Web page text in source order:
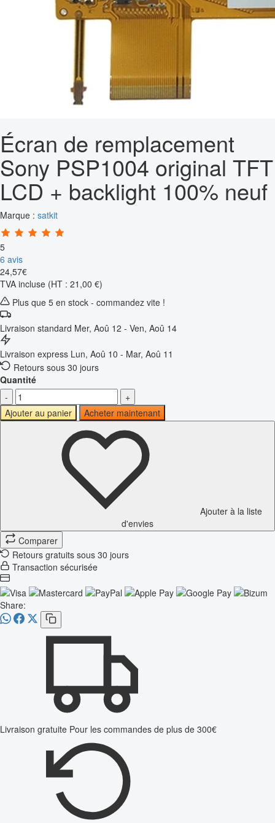
Écran de remplacement
Sony PSP1004 original TFT
LCD + backlight 100% neuf
Marque : satkit
5
6 avis
24,57€
TVA incluse (HT : 21,00 €)
Plus que 5 en stock - commandez vite !
Livraison standard Mer, Aoû 12 - Ven, Aoû 14
Livraison express Lun, Aoû 10 - Mar, Aoû 11
Retours sous 30 jours
Quantité
-
+
Ajouter au panier
Acheter maintenant
Ajouter à la liste
d'envies
Comparer
Retours gratuits sous 30 jours
Transaction sécurisée
Share:
Livraison gratuite Pour les commandes de plus de 300€